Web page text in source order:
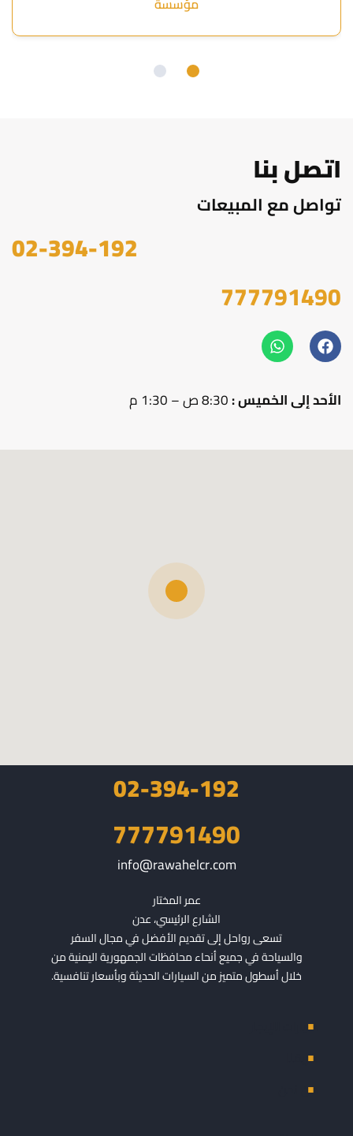
اتصل بنا
تواصل مع المبيعات
02-394-192
777791490
الأحد إلى الخميس :
02-394-192
777791490
info@rawahelcr.com
الشارع الرئيسي، عدن
تسعى رواحل إلى تقديم الأفضل في مجال السفر
والسياحة في جميع أنحاء محافظات الجمهورية اليمنية من
خلال أسطول متميز من السيارات الحديثة وبأسعار تنافسية.
سيارات للإيجار
فريقنا
من نحن